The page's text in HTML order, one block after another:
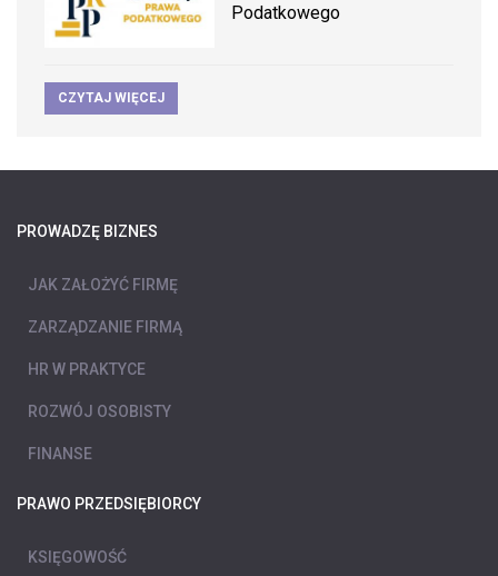
Podatkowego
CZYTAJ WIĘCEJ
PROWADZĘ BIZNES
JAK ZAŁOŻYĆ FIRMĘ
ZARZĄDZANIE FIRMĄ
HR W PRAKTYCE
ROZWÓJ OSOBISTY
FINANSE
PRAWO PRZEDSIĘBIORCY
KSIĘGOWOŚĆ